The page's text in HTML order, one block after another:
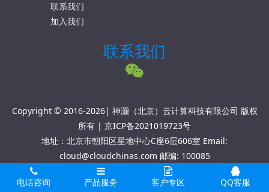
联系我们
加入我们
联系我们
Copyright © 2016-2026| 神灏（北京）云计算科技有限公司 版权
所有 | 京ICP备2021019723号
地址：北京市朝阳区星地中心C座6层606室 Email:
cloud@cloudchinas.com 邮编: 100085
电话咨询 产品服务 客户专区 QQ客服